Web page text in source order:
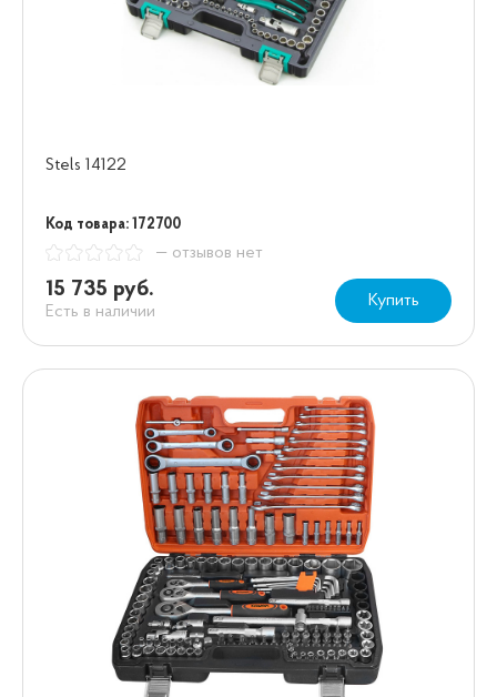
Stels 14122
Код товара: 172700
— отзывов нет
15 735 руб.
Есть в наличии
Купить